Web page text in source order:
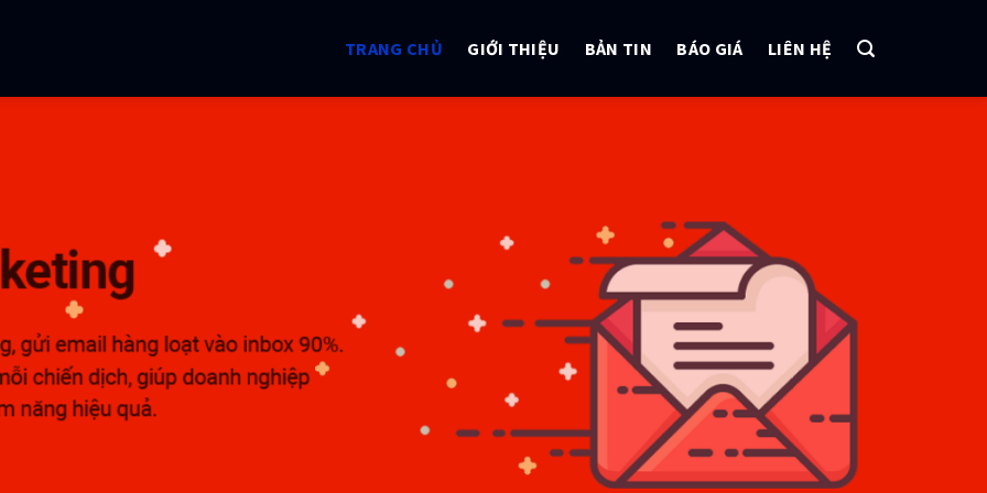
TRANG CHỦ GIỚI THIỆU BẢN TIN BÁO GIÁ LIÊN HỆ